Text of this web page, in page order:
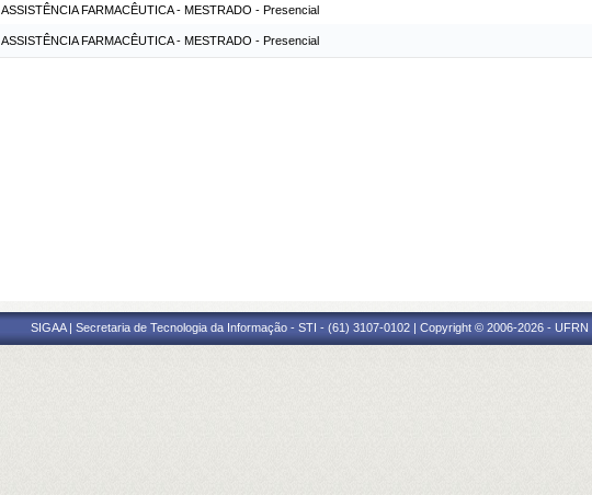
ASSISTÊNCIA FARMACÊUTICA - MESTRADO - Presencial
ASSISTÊNCIA FARMACÊUTICA - MESTRADO - Presencial
SIGAA | Secretaria de Tecnologia da Informação - STI - (61) 3107-0102 | Copyright © 2006-2026 - UFRN